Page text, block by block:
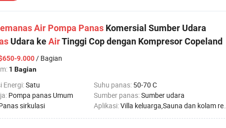
Air Pompa Panas Komersial Sumber Udara
Udara keAirTinggi Cop dengan Kompresor Copeland
9.000/ Bagian
1 Bagian
Energi:Satu Suhu panas: 50-70 C
Pompa panas Umum Sumber panas:Sumber udara
sirkulasi Aplikasi:Villa keluarga,Sauna dan kolam renang,Hotel,Rumah Sakit Pabrik,Apartemen untuk Pelajar,Salon Kecantikan